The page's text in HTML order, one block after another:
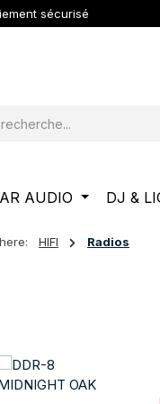
sécurisé
AUDIO DJ &
HIFI Radios